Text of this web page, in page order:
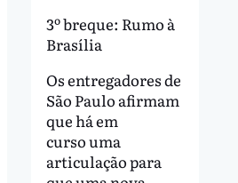
3º breque: Rumo à
Brasília
Os entregadores de
São Paulo afirmam
que há em
curso uma
articulação para